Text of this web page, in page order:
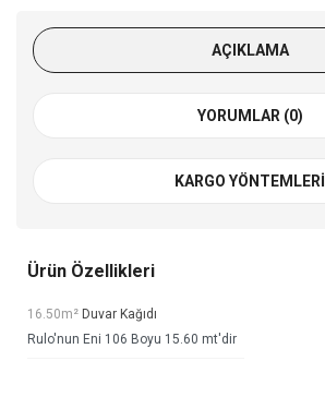
AÇIKLAMA
YORUMLAR (0)
KARGO YÖNTEMLERI
Ürün Özellikleri
16.50m² Duvar Kağıdı
Rulo'nun Eni 106 Boyu 15.60 mt'dir